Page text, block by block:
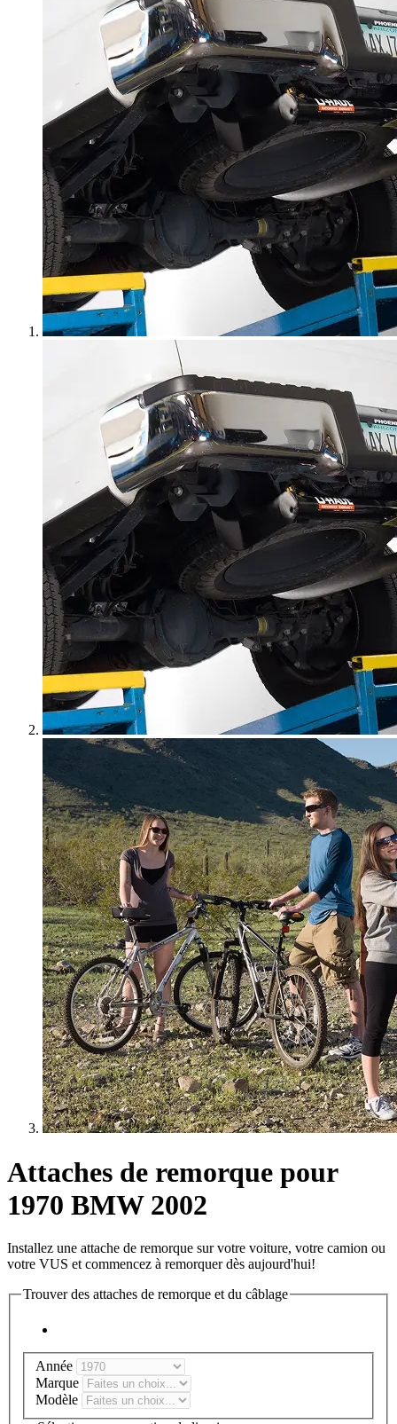
Attaches de remorque pour
1970 BMW 2002
Installez une attache de remorque sur votre voiture, votre camion ou
votre VUS et commencez à remorquer dès aujourd'hui!
Trouver des attaches de remorque et du câblage
Année
Marque
Modèle